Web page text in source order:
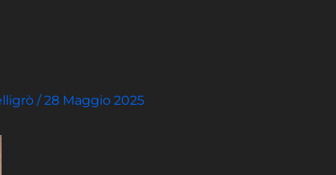
/28 Maggio 2025